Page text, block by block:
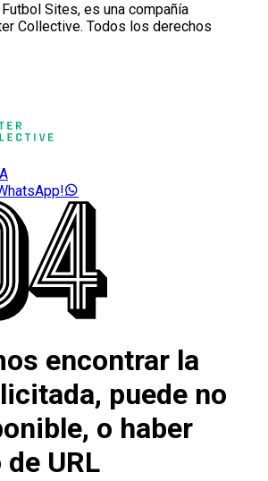
Sites, es una compañía
Collective. Todos los derechos
encontrar la
puede no
o haber
URL